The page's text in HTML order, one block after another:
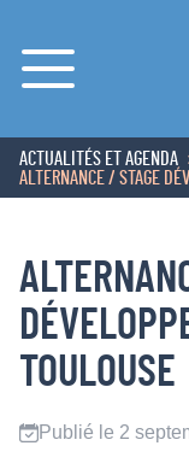
Menu
ACCUEIL
ACTUALITÉS ET AGENDA
ALTERNANCE / STAGE
TOULOUSE
Publié le 2